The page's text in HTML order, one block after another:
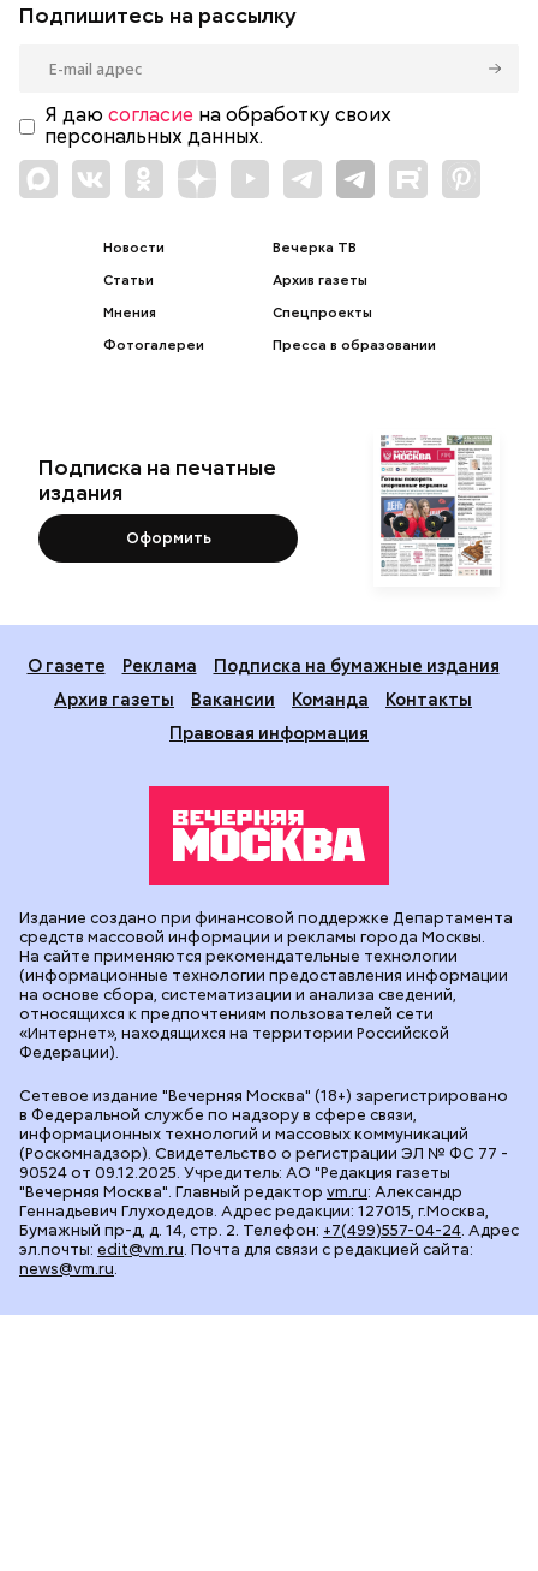
Подпишитесь на рассылку
Я даю согласие на обработку своих
персональных данных.
Новости
Статьи
Мнения
Фотогалереи
Вечерка ТВ
Архив газеты
Спецпроекты
Пресса в образовании
Подписка на печатные
издания
Оформить
О газете Реклама
Подписка на бумажные издания
Архив газеты
Вакансии Команда
Контакты
Правовая информация
Сетевое издание "Вечерняя Москва" (18+) зарегистрировано
в Федеральной службе по надзору в сфере связи,
информационных технологий и массовых коммуникаций
(Роскомнадзор). Свидетельство о регистрации ЭЛ № ФС 77 -
90524 от 09.12.2025. Учредитель: АО "Редакция газеты
"Вечерняя Москва". Главный редактор vm.ru: Александр
Геннадьевич Глуходедов. Адрес редакции: 127015, г.Москва,
Бумажный пр-д, д. 14, стр. 2. Телефон: +7(499)557-04-24. Адрес
эл.почты: edit@vm.ru. Почта для связи с редакцией сайта:
news@vm.ru.
Издание создано при финансовой поддержке Департамента
средств массовой информации и рекламы города Москвы.
На сайте применяются рекомендательные технологии
(информационные технологии предоставления информации
на основе сбора, систематизации и анализа сведений,
относящихся к предпочтениям пользователей сети
«Интернет», находящихся на территории Российской
Федерации).